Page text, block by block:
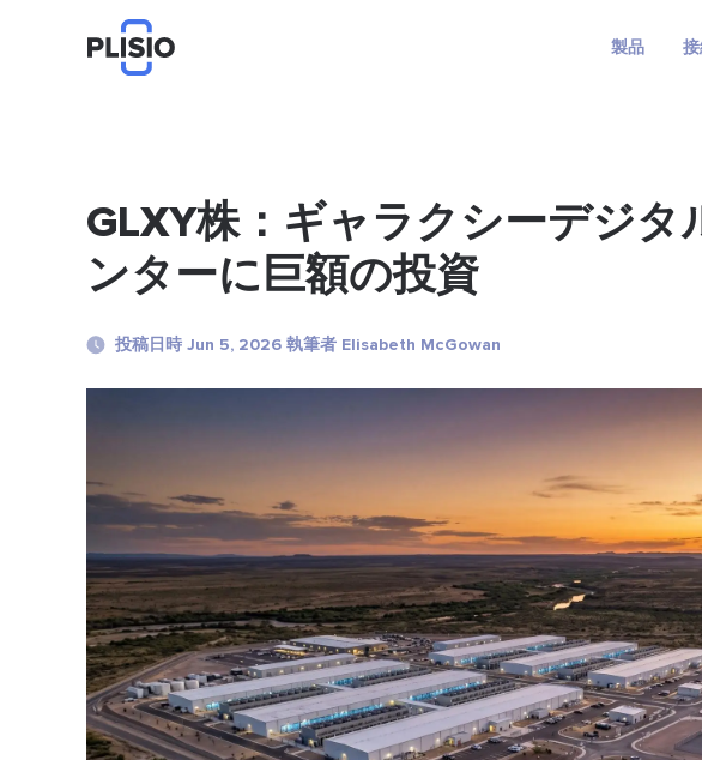
製品
GLXY株：ギャラクシーデジタ
ンターに巨額の投資
投稿日時 Jun 5, 2026 執筆者 Elisabeth McGowan